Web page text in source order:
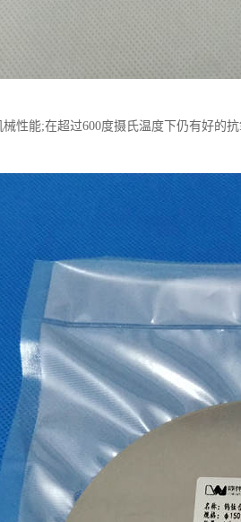
性能;在超过600度摄氏温度下仍有好的